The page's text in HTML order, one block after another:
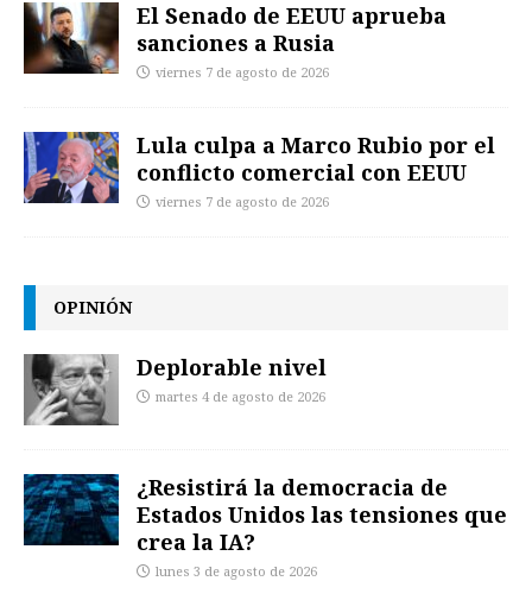
El Senado de EEUU aprueba
sanciones a Rusia
viernes 7 de agosto de 2026
Lula culpa a Marco Rubio por el
conflicto comercial con EEUU
viernes 7 de agosto de 2026
OPINIÓN
Deplorable nivel
martes 4 de agosto de 2026
¿Resistirá la democracia de
Estados Unidos las tensiones que
crea la IA?
lunes 3 de agosto de 2026